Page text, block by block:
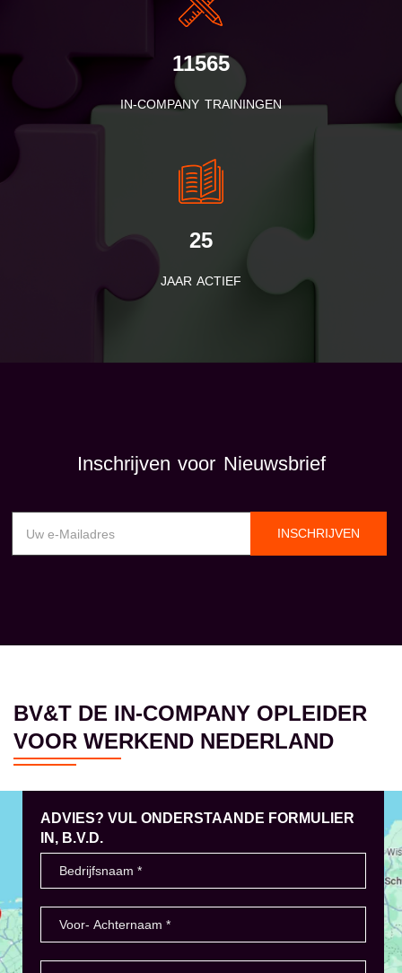
11565
IN-COMPANY TRAININGEN
25
JAAR ACTIEF
Inschrijven voor Nieuwsbrief
INSCHRIJVEN
BV&T DE IN-COMPANY OPLEIDER
VOOR WERKEND NEDERLAND
ADVIES? VUL ONDERSTAANDE FORMULIER
IN, B.V.D.